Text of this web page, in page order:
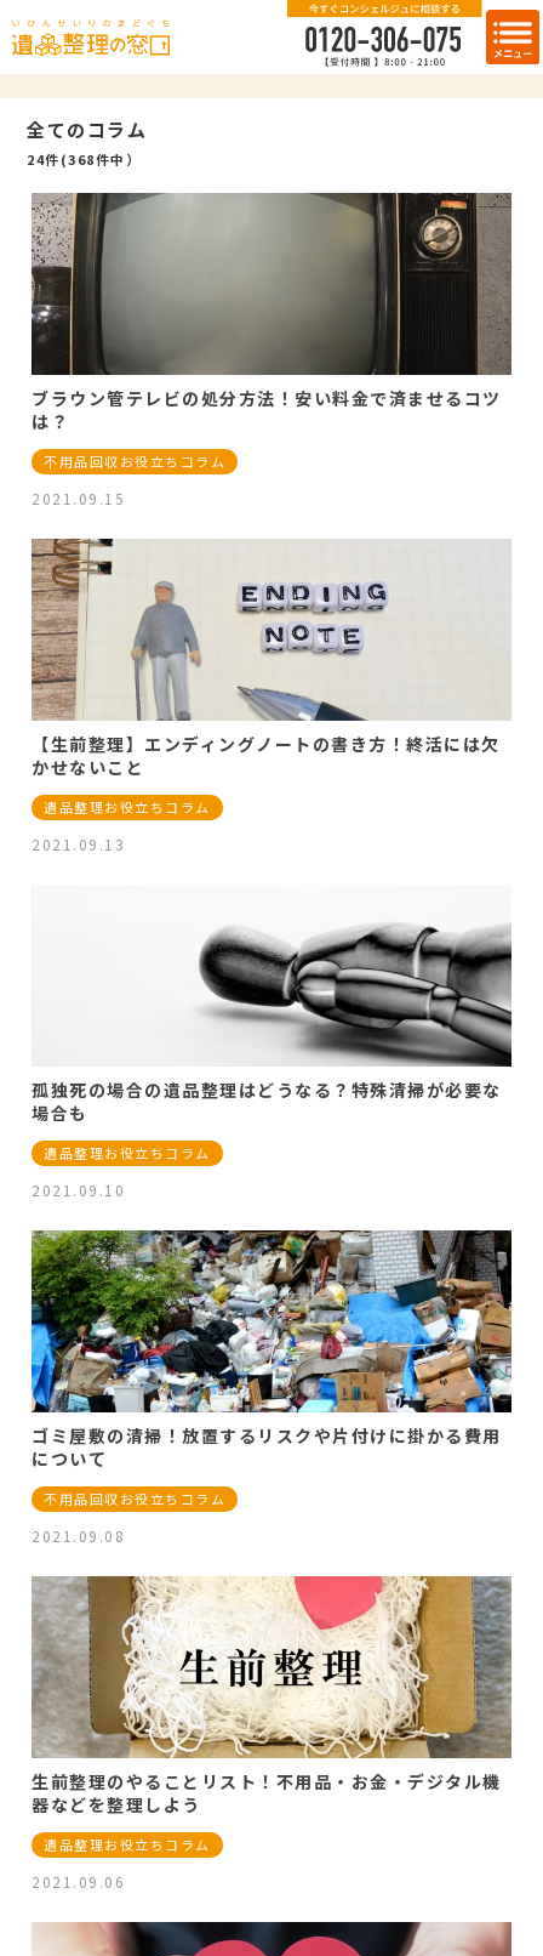
全てのコラム
24件(368件中）
ブラウン管テレビの処分方法！安い料金で済ませるコツ
は？
不用品回収お役立ちコラム
2021.09.15
【生前整理】エンディングノートの書き方！終活には欠
かせないこと
遺品整理お役立ちコラム
2021.09.13
孤独死の場合の遺品整理はどうなる？特殊清掃が必要な
場合も
遺品整理お役立ちコラム
2021.09.10
ゴミ屋敷の清掃！放置するリスクや片付けに掛かる費用
について
不用品回収お役立ちコラム
2021.09.08
生前整理のやることリスト！不用品・お金・デジタル機
器などを整理しよう
遺品整理お役立ちコラム
2021.09.06